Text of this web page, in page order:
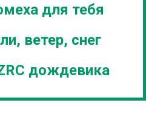
для тебя
ветер, снег
дождевика